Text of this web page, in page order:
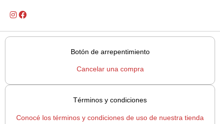
Botón de arrepentimiento
Cancelar una compra
Términos y condiciones
Conocé los términos y condiciones de uso de nuestra tienda